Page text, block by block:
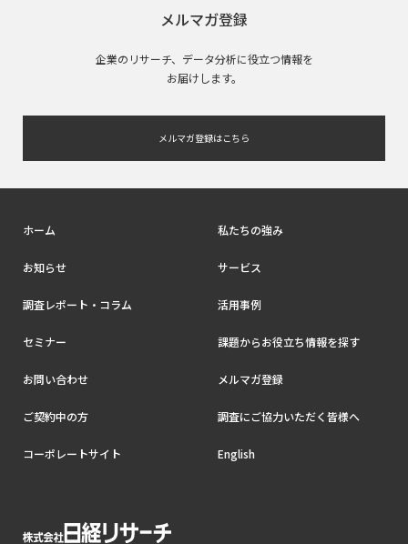
メルマガ登録
企業のリサーチ、データ分析に役立つ情報を
お届けします。
メルマガ登録はこちら
ホーム 私たちの強み
お知らせ サービス
調査レポート・コラム 活用事例
セミナー 課題からお役立ち情報を探す
お問い合わせ メルマガ登録
ご契約中の方 調査にご協力いただく皆様へ
コーポレートサイト English